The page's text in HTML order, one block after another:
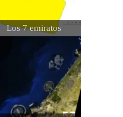
Los 7 emiratos